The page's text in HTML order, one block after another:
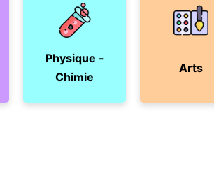
Physique -
Chimie
Arts